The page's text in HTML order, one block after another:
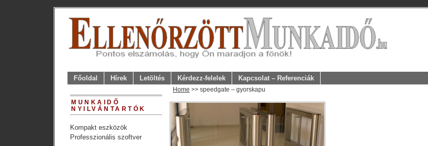
Főoldal Hírek Letöltés Kérdezz-felelek Kapcsolat – Referenciák
MUNKAIDŐ
NYILVÁNTARTÓK
Kompakt eszközök
Professzionális szoftver
Home >> speedgate – gyorskapu